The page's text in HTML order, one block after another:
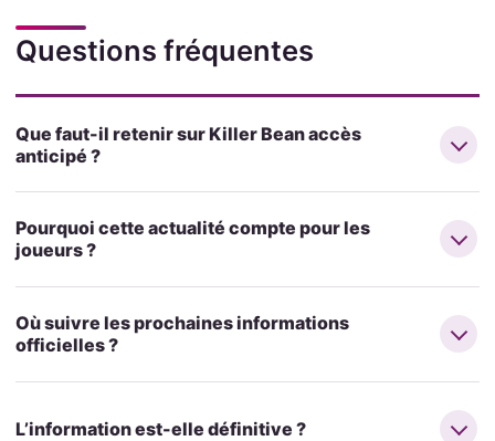
Questions fréquentes
Que faut-il retenir sur Killer Bean accès
anticipé ?
Pourquoi cette actualité compte pour les
joueurs ?
Où suivre les prochaines informations
officielles ?
L’information est-elle définitive ?